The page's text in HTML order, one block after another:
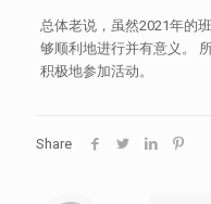
总体老说，虽然2021年的
够顺利地进行并有意义。
积极地参加活动。
Share